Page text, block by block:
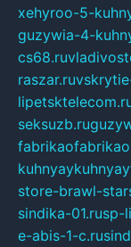
xehyroo-5-
guzywia-4-
cs68.ru
raszar.ru
seksuzb.ru
store-brawl-
sindika-01.rusp-
e-abis-1-c.ru